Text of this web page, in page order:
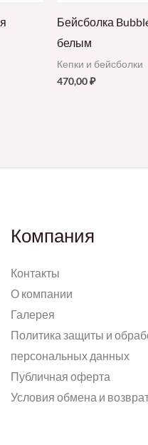
Бейсболка
белым
Кепки и бейсболки
470,00₽
Компания
Контакты
О компании
Галерея
Политика защиты и
персональных данных
Публичная оферта
Условия обмена и